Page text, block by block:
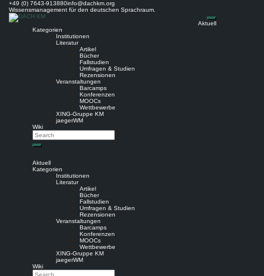
Skip
content
+49 (0) 7643-913880info@dachkm.org
Wissensmanagement für den deutschen Sprachraum.
Aktuell
Kategorien
Institutionen
Literatur
Artikel
Bücher
Fallstudien
Umfragen & Studien
Rezensionen
Veranstaltungen
Barcamps
Konferenzen
MOOCs
Wettbewerbe
XING-Gruppe KM
jaegerWM
Wiki
Search
Search
Aktuell
Kategorien
Institutionen
Literatur
Artikel
Bücher
Fallstudien
Umfragen & Studien
Rezensionen
Veranstaltungen
Barcamps
Konferenzen
MOOCs
Wettbewerbe
XING-Gruppe KM
jaegerWM
Wiki
Search